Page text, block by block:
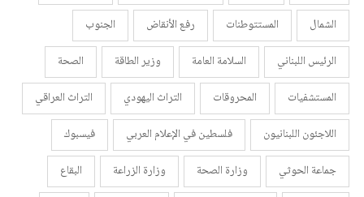
الشمال
المستتوطنات رفع الأنقاض
الجنوب
الرئيس اللبناني
السلامة العامة وزير الطاقة
الصحة
المستشفيات
المحروقات التراث اليهودي
التراث العراقي
اللاجئون اللبنانيون
فلسطين في الإعلام العربي
فيسبوك
جماعة الحوثي
وزارة الصحة وزارة الزراعة
البقاع